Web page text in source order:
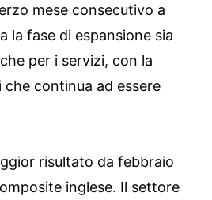
mese consecutivo a
la fase di espansione sia
per i servizi, con la
continua ad essere
risultato da febbraio
inglese. Il settore